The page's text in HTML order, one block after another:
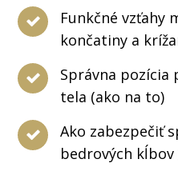
Funkčné vzťahy
končatiny a
Správna pozícia
tela (ako na to)
Ako zabezpečiť
bedrových